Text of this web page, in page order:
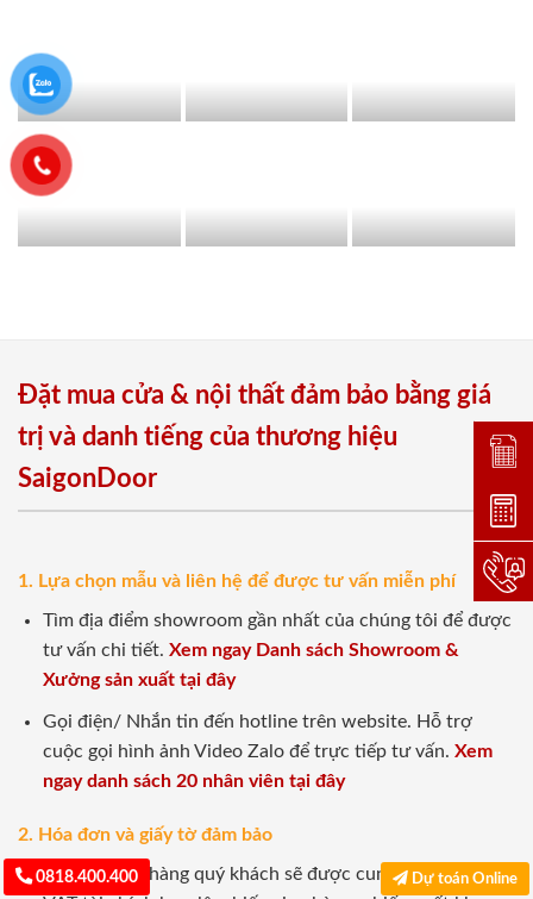
Đặt mua cửa & nội thất đảm bảo bằng giá
trị và danh tiếng của thương hiệu
SaigonDoor
1. Lựa chọn mẫu và liên hệ để được tư vấn miễn phí
Tìm địa điểm showroom gần nhất của chúng tôi để được
tư vấn chi tiết. Xem ngay Danh sách Showroom &
Xưởng sản xuất tại đây
Gọi điện/ Nhắn tin đến hotline trên website. Hỗ trợ
cuộc gọi hình ảnh Video Zalo để trực tiếp tư vấn. Xem
ngay danh sách 20 nhân viên tại đây
2. Hóa đơn và giấy tờ đảm bảo
Sau khi mua hàng quý khách sẽ được cung cấp Hóa đơn
0818.400.400 Dự toán Online
Đặt
Dự